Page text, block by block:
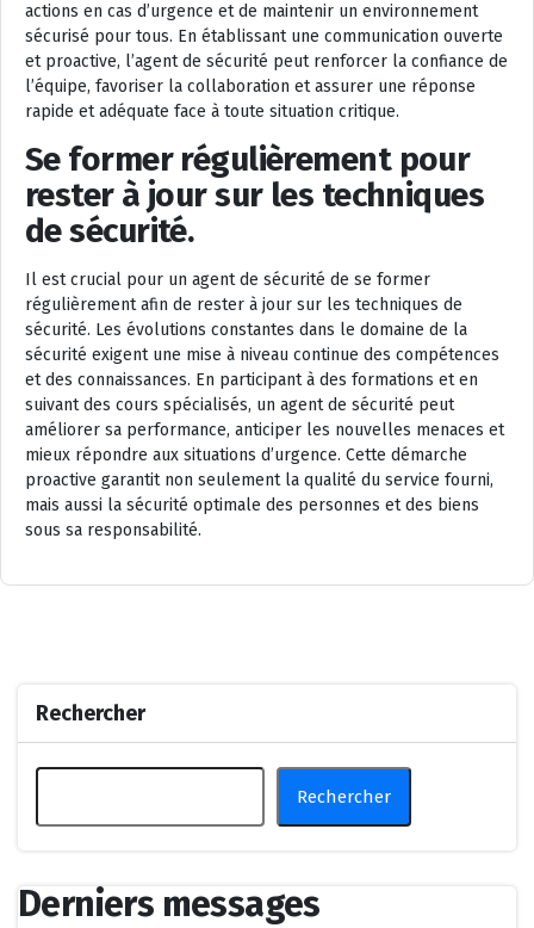
actions en cas d’urgence et de maintenir un environnement
sécurisé pour tous. En établissant une communication ouverte
et proactive, l’agent de sécurité peut renforcer la confiance de
l’équipe, favoriser la collaboration et assurer une réponse
rapide et adéquate face à toute situation critique.
Se former régulièrement pour
rester à jour sur les techniques
de sécurité.
Il est crucial pour un agent de sécurité de se former
régulièrement afin de rester à jour sur les techniques de
sécurité. Les évolutions constantes dans le domaine de la
sécurité exigent une mise à niveau continue des compétences
et des connaissances. En participant à des formations et en
suivant des cours spécialisés, un agent de sécurité peut
améliorer sa performance, anticiper les nouvelles menaces et
mieux répondre aux situations d’urgence. Cette démarche
proactive garantit non seulement la qualité du service fourni,
mais aussi la sécurité optimale des personnes et des biens
sous sa responsabilité.
Rechercher
Rechercher
Derniers messages